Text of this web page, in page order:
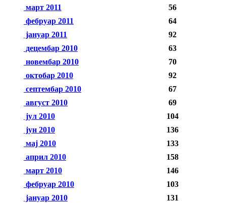
март 2011
56
фебруар 2011
64
јануар 2011
92
децембар 2010
63
новембар 2010
70
октобар 2010
92
септембар 2010
67
август 2010
69
јул 2010
104
јун 2010
136
мај 2010
133
април 2010
158
март 2010
146
фебруар 2010
103
јануар 2010
131